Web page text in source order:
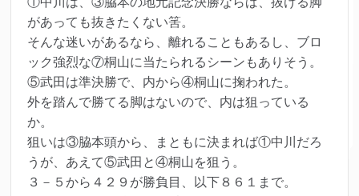
があっても抜きたくない筈。
そんな迷いがあるなら、離れることもあるし、ブロ
ック強烈な⑦桐山に当たられるシーンもありそう。
⑤武田は準決勝で、内から④桐山に掬われた。
外を踏んで勝てる脚はないので、内は狙っている
か。
狙いは③脇本頭から、まともに決まれば①中川だろ
うが、あえて⑤武田と④桐山を狙う。
３－５から４２９が勝負目、以下８６１まで。